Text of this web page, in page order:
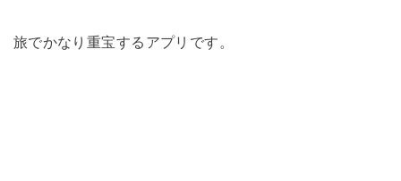
旅でかなり重宝するアプリです。